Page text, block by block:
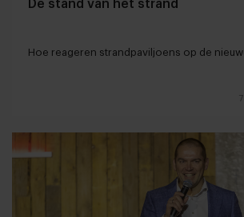
De stand van het strand
Hoe reageren strandpaviljoens op de